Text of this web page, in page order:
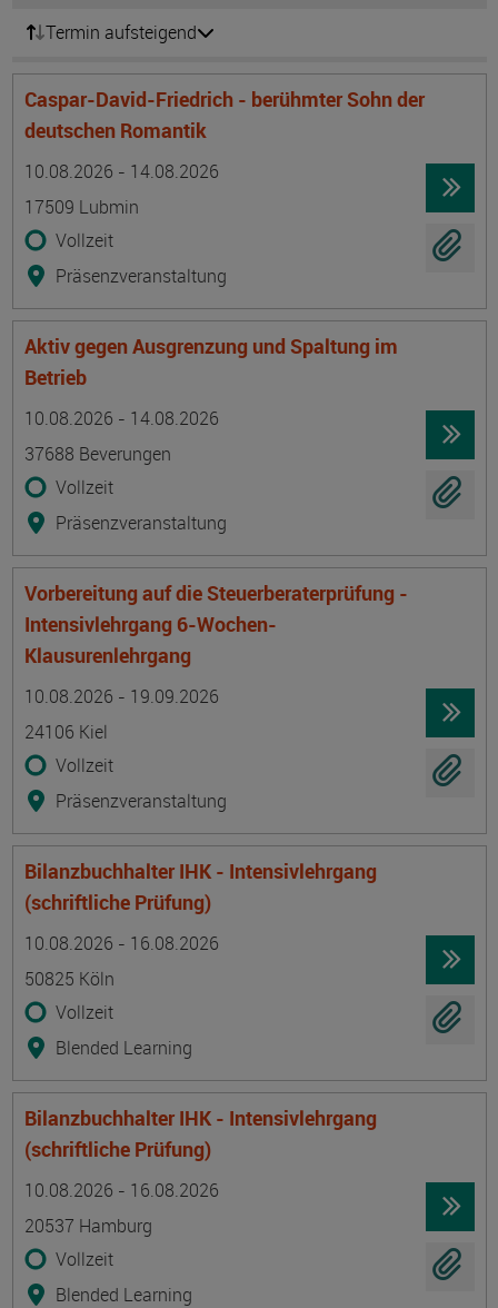
Termin aufsteigend
Caspar-David-Friedrich - berühmter Sohn der
deutschen Romantik
10.08.2026 - 14.08.2026
17509 Lubmin
Vollzeit
Präsenzveranstaltung
Aktiv gegen Ausgrenzung und Spaltung im
Betrieb
10.08.2026 - 14.08.2026
37688 Beverungen
Vollzeit
Präsenzveranstaltung
Vorbereitung auf die Steuerberaterprüfung -
Intensivlehrgang 6-Wochen-
Klausurenlehrgang
10.08.2026 - 19.09.2026
24106 Kiel
Vollzeit
Präsenzveranstaltung
Bilanzbuchhalter IHK - Intensivlehrgang
(schriftliche Prüfung)
10.08.2026 - 16.08.2026
50825 Köln
Vollzeit
Blended Learning
Bilanzbuchhalter IHK - Intensivlehrgang
(schriftliche Prüfung)
10.08.2026 - 16.08.2026
20537 Hamburg
Vollzeit
Blended Learning